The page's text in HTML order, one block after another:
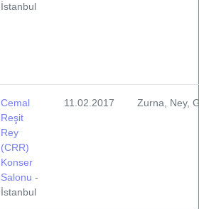
İstanbul
Cemal
Reşit
Rey
(CRR)
Konser
Salonu -
İstanbul
11.02.2017 Zurna, Ney,